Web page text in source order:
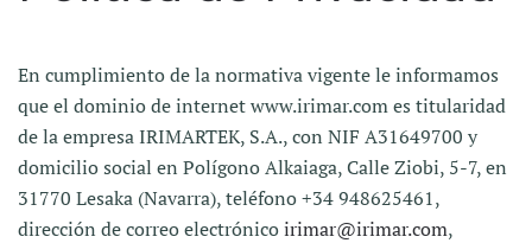
En cumplimiento de la normativa vigente le informamos
que el dominio de internet www.irimar.com es titularidad
de la empresa IRIMARTEK, S.A., con NIF A31649700 y
domicilio social en Polígono Alkaiaga, Calle Ziobi, 5-7, en
31770 Lesaka (Navarra), teléfono +34 948625461,
dirección de correo electrónicoirimar@irimar.com,